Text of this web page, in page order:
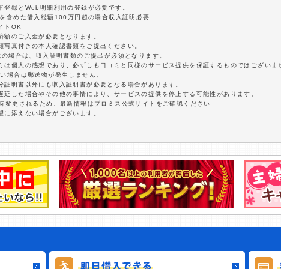
録とWeb明細利用の登録が必要です。
含めた借入総額100万円超の場合収入証明必要
トOK
のご入金が必要となります。
真付きの本人確認書類をご提出ください。
場合は、収入証明書類のご提出が必須となります。
は個人の感想であり、必ずしも口コミと同様のサービス提供を保証するものではございま
場合は郵送物が発生しません。
明書以外にも収入証明書が必要となる場合があります。
した場合やその他の事情により、サービスの提供を停止する可能性があります。
変更されるため、最新情報はプロミス公式サイトをご確認ください
添えない場合がございます。